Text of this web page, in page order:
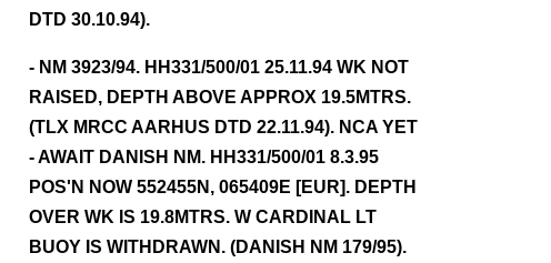
DTD 30.10.94).
- NM 3923/94. HH331/500/01 25.11.94 WK NOT
RAISED, DEPTH ABOVE APPROX 19.5MTRS.
(TLX MRCC AARHUS DTD 22.11.94). NCA YET
- AWAIT DANISH NM. HH331/500/01 8.3.95
POS'N NOW 552455N, 065409E [EUR]. DEPTH
OVER WK IS 19.8MTRS. W CARDINAL LT
BUOY IS WITHDRAWN. (DANISH NM 179/95).